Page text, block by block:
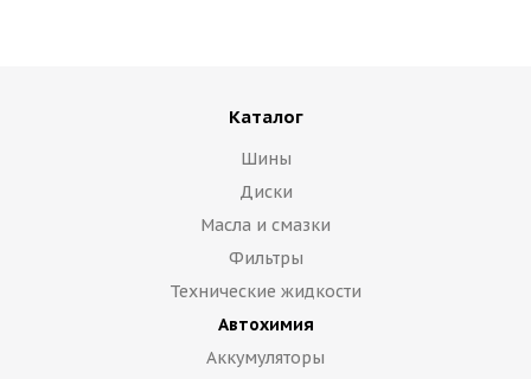
Каталог
Шины
Диски
Масла и смазки
Фильтры
Технические жидкости
Автохимия
Аккумуляторы